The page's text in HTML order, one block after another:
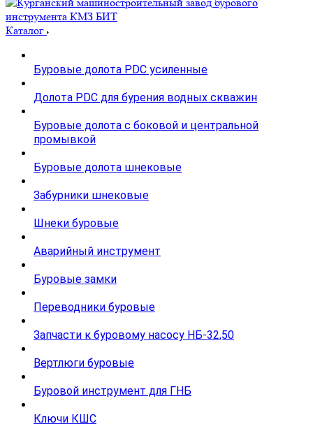
Каталог
Буровые долота PDC усиленные
Долота PDC для бурения водных скважин
Буровые долота с бoковой и центральной
промывкой
Буровые долота шнековые
Забурники шнековые
Шнеки буровые
Аварийный инструмент
Буровые замки
Переводники буровые
Запчасти к буровому насосу НБ-32,50
Вертлюги буровые
Буровой инструмент для ГНБ
Ключи КШС